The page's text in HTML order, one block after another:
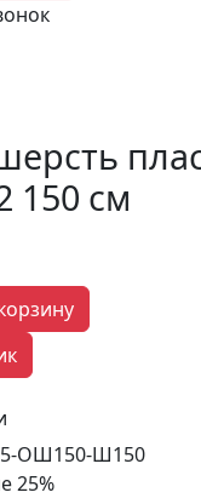
150 см
ОШ150-Ш150
25%